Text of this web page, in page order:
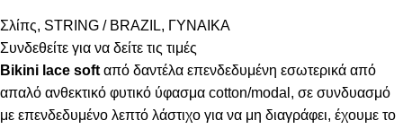
Σλίπς, STRING / BRAZIL, ΓΥΝΑΙΚΑ
Συνδεθείτε για να δείτε τις τιμές
Bikini lace softαπό δαντέλα επενδεδυμένη εσωτερικά από
απαλό ανθεκτικό φυτικό ύφασμα cotton/modal, σε συνδυασμό
με επενδεδυμένο λεπτό λάστιχο για να μη διαγράφει, έχουμε το